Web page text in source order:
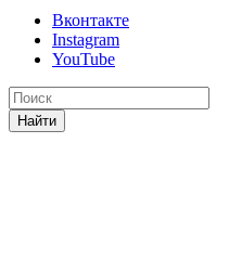
Вконтакте
Instagram
YouTube
Найти